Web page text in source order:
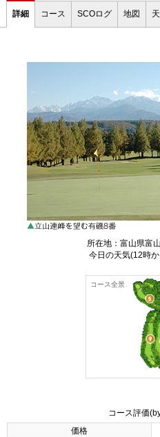
詳細 コース SCOログ 地図
所在地：富山県富
今日の天気(12時
コース全景
コース評価
価格